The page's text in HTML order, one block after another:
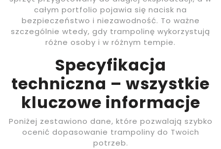
całym portfolio pojawia się nacisk na
bezpieczeństwo i niezawodność. To ważne
szczególnie wtedy, gdy trampolinę wykorzystują
różne osoby i w różnym tempie.
Specyfikacja
techniczna – wszystkie
kluczowe informacje
Poniżej zestawiono dane, które pozwalają szybko
ocenić dopasowanie trampoliny do Twoich
potrzeb.